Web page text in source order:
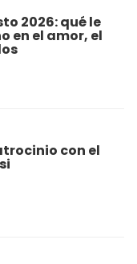
2026: qué le
en el amor, el
con el